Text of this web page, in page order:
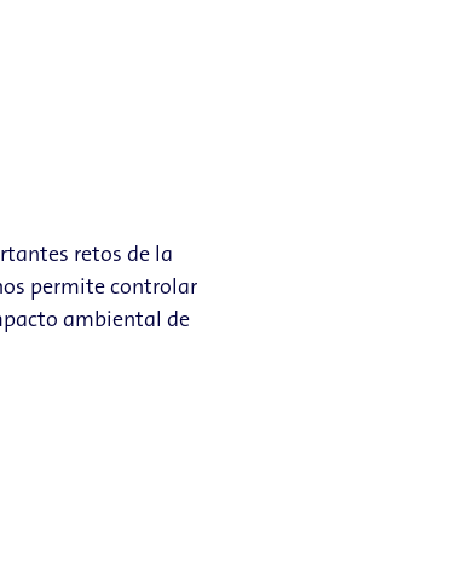
retos de la
permite controlar
ambiental de